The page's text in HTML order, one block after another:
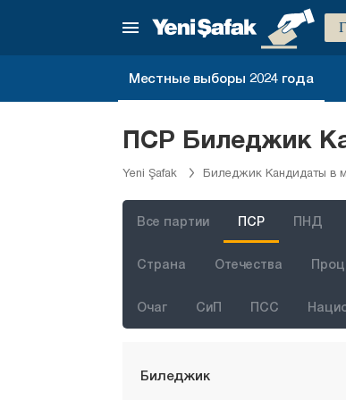
Местные выборы 2024 года
ПСР Биледжик
Yeni Şafak Биледжик Кандидаты в
Все партии ПСР ПНД
Страна Отечества
Очаг СиП ПСС
Агры
Айдын
Батман
Биледжик